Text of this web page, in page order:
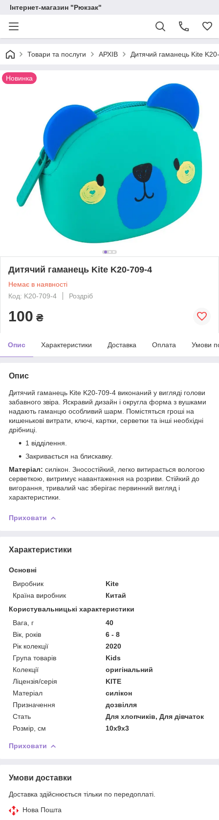
Інтернет-магазин "Рюкзак"
Товари та послуги АРХІВ Дитячий гаманець Kite
Новинка
Дитячий гаманець Kite K20-709-4
Немає в наявності
Код: K20-709-4
Роздріб
100 ₴
Опис Характеристики Доставка Оплата Умови
Опис
Дитячий гаманець Kite K20-709-4 виконаний у вигляді голови
забавного звіра. Яскравий дизайн і округла форма з вушками
надають гаманцю особливий шарм. Помістяться гроші на
кишенькові витрати, ключі, картки, серветки та інші необхідні
дрібниці.
1 відділення.
Закривається на блискавку.
Матеріал: силікон. Зносостійкий, легко витирається вологою
серветкою, витримує навантаження на розриви. Стійкий до
вигорання, тривалий час зберігає первинний вигляд і
характеристики.
Приховати
Характеристики
Основні
Виробник
Kite
Країна виробник
Китай
Користувальницькі характеристики
Вага, г
40
Вік, років
6 - 8
Рік колекції
2020
Група товарів
Kids
Колекції
оригінальний
Ліцензія/серія
KITE
Матеріал
силікон
Призначення
дозвілля
Стать
Для хлопчиків, Для дівчаток
Розмір, см
10x9x3
Приховати
Умови доставки
Доставка здійснюється тільки по передоплаті.
Нова Пошта